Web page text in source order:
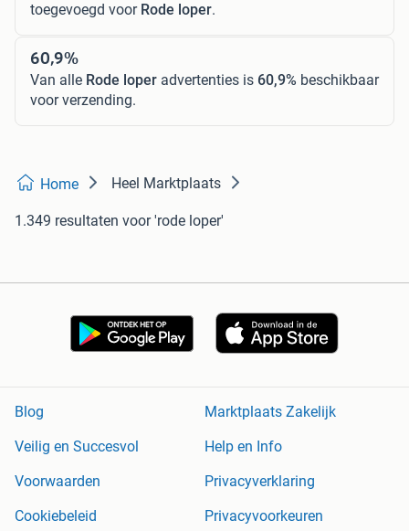
toegevoegd voor Rode loper.
60,9%
Van alle Rode loper advertenties is 60,9% beschikbaar
voor verzending.
Home Heel Marktplaats
1.349 resultaten voor 'rode loper'
Blog
Marktplaats Zakelijk
Veilig en Succesvol
Help en Info
Voorwaarden
Privacyverklaring
Cookiebeleid
Privacyvoorkeuren